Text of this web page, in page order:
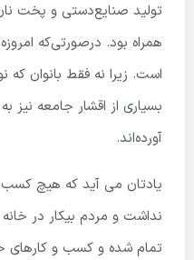
تولید صنایع‌دستی و پخت
همراه بود. درصورتی‌که
است. زیرا نه فقط بانوان که
بسیاری از اقشار جامعه نیز
آورده‌اند.
یادتان می آید که هیچ کسب
نداشت و مردم بیکار در
تمام شده و کسب و کارهای